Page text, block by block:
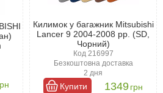
Митсубиси Лансер 9
в машині. Завдяки бортикам,
килимка, і не потрапляє на
не складе труднощів - досить
його під струменем води, і він
Ідеальний вибір - пластиковий,
килимок для багажника Митсубиси
Килимок у багажник Mitsubishi
Lancer 9 2004-2008 рр. (SD,
Чорний)
Код 216997
Безкоштовна доставка
2 дня
Купити 1349грн